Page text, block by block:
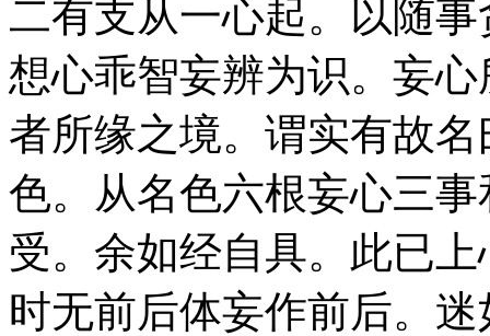
二有支从一心起。以随
想心乖智妄辨为识。妄
者所缘之境。谓实有故
色。从名色六根妄心三
受。余如经自具。此已
时无前后体妄作前后。